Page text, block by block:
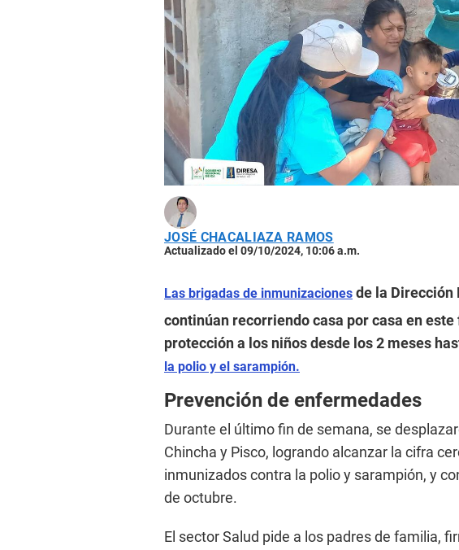
JOSÉ CHACALIAZA RAMOS
Actualizado el 09/10/2024, 10:06 a.m.
Las brigadas de inmunizaciones de la Dirección
continúan recorriendo casa por casa en
protección a los niños desde los 2 meses
la polio y el sarampión.
Prevención de enfermedades
Durante el último fin de semana, se
Chincha y Pisco, logrando alcanzar la cifra
inmunizados contra la polio y sarampión, y
de octubre.
El sector Salud pide a los padres de familia,